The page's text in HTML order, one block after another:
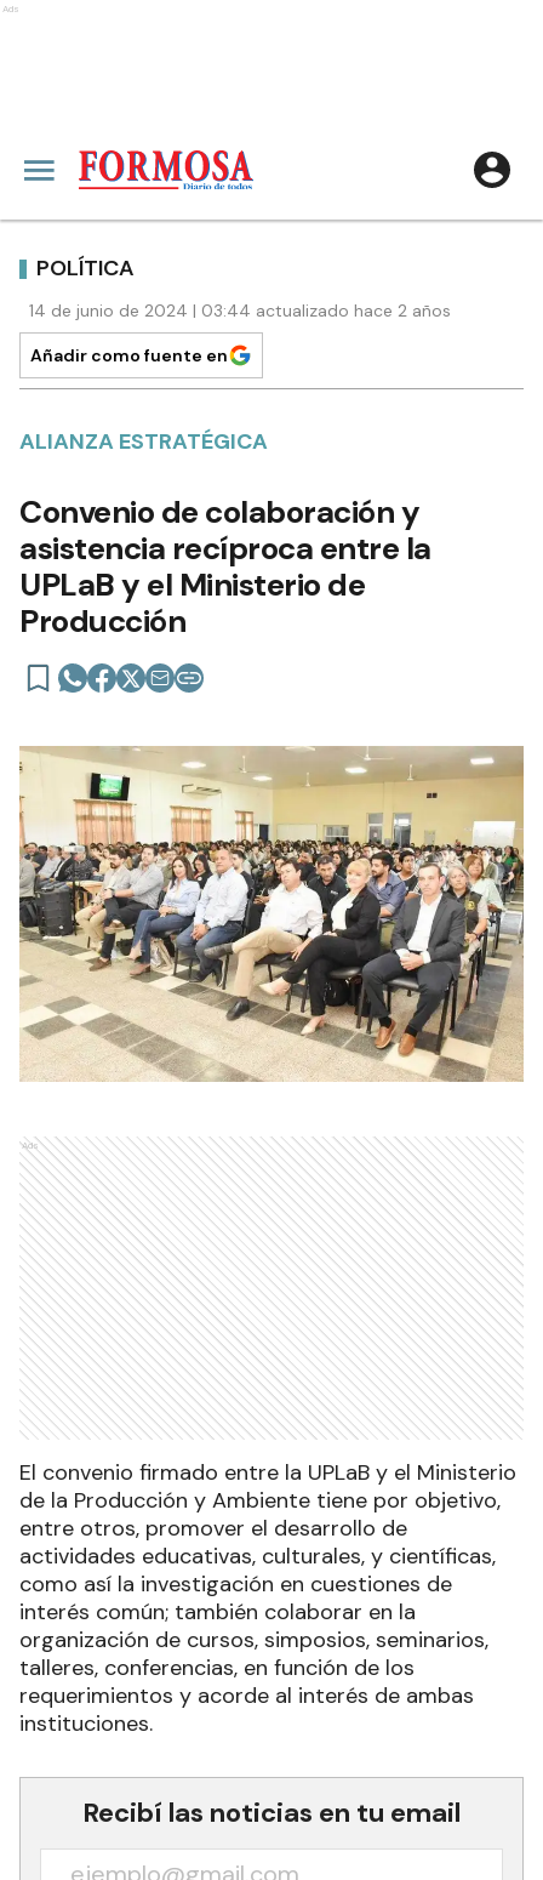
Ads
POLÍTICA
14 de junio de 2024 | 03:44 actualizado hace 2 años
Añadir como fuente en
ALIANZA ESTRATÉGICA
Convenio de colaboración y
asistencia recíproca entre la
UPLaB y el Ministerio de
Producción
Ads
El convenio firmado entre la UPLaB y el Ministerio
de la Producción y Ambiente tiene por objetivo,
entre otros, promover el desarrollo de
actividades educativas, culturales, y científicas,
como así la investigación en cuestiones de
interés común; también colaborar en la
organización de cursos, simposios, seminarios,
talleres, conferencias, en función de los
requerimientos y acorde al interés de ambas
instituciones.
Recibí las noticias en tu email